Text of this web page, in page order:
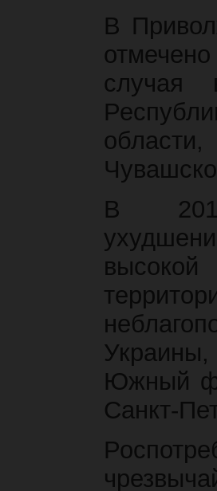
В
В 2019
Украины,
Южный
Санкт-